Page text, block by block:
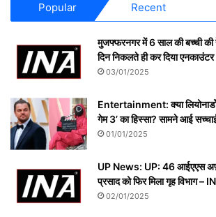
Popular Recent
मुजफ्फरनगर में 6 साल की बच्ची की
दिन निकलते ही कर दिया एनकाउंटर
03/01/2025
Entertainment: क्या लियोनार्डो
गेम 3’ का हिस्सा? सामने आई
01/01/2025
UP News: UP: 46 आईएएस
प्रसाद को फिर मिला गृह विभाग –
02/01/2025